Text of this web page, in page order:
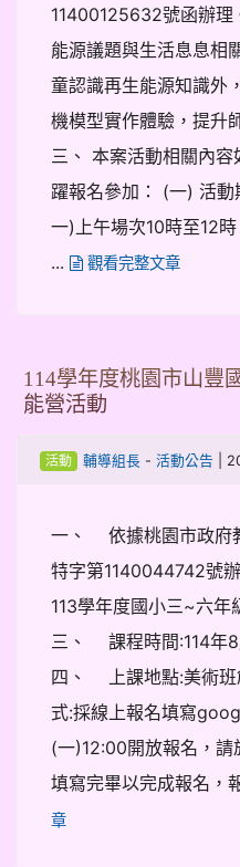
11400125632號函辦
能源議題與生活息息相
童認識再生能源知識外
機模型實作體驗，提升
三、 本案活動相關內
躍報名參加： (一) 活動
一)上午場次10時至12
...
觀看完整文章
114學年度桃園市山豐
能營活動
活動 輔導組長- 活動公告 |
一、 依據桃園市政府
特字第1140044742號
113學年度國小三~六年
三、 課程時間:114年
四、 上課地點:美術
式:採線上報名填寫
(一)12:00開放報名，
填寫完畢以完成報名，
章